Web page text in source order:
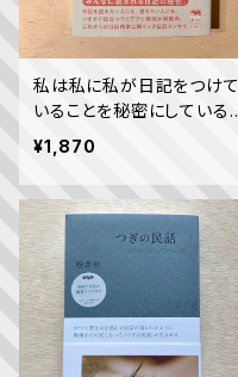
私は私に私が日記をつけて
いることを秘密にしている
／古賀及子
¥1,870